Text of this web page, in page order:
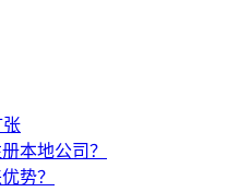
张
本地公司？
势？